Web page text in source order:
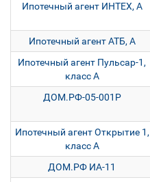
Ипотечный агент ИНТЕХ, А
Ипотечный агент АТБ, А
Ипотечный агент Пульсар-1,
класс А
ДОМ.РФ-05-001P
Ипотечный агент Открытие 1,
класс А
ДОМ.РФ ИА-11